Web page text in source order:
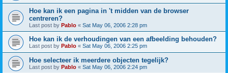
Hoe kan ik een pagina in 't midden van de browser
centreren?
Last post by Pablo « Sat May 06, 2006 2:28 pm
Hoe kan ik de verhoudingen van een afbeelding behouden?
Last post by Pablo « Sat May 06, 2006 2:25 pm
Hoe selecteer ik meerdere objecten tegelijk?
Last post by Pablo « Sat May 06, 2006 2:24 pm